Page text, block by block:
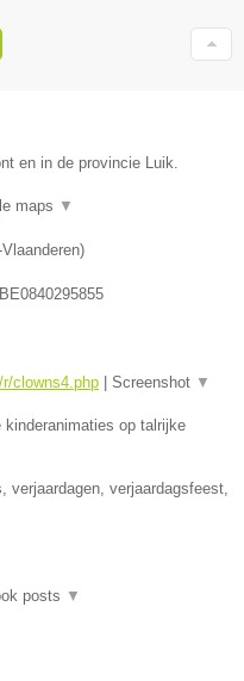
en in de provincie Luik.
maps ▼
)
BE0840295855
clowns4.php Screenshot ▼
op talrijke
verjaardagen, verjaardagsfeest,
posts ▼